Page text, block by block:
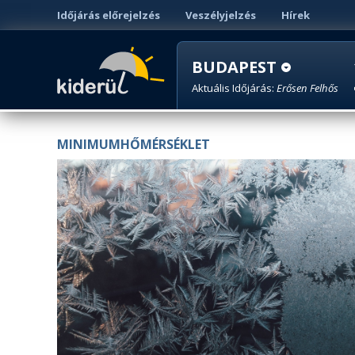
Időjárás előrejelzés Veszélyjelzés Hírek
BUDAPEST
Aktuális Időjárás: Erősen Felhős
MINIMUMHŐMÉRSÉKLET